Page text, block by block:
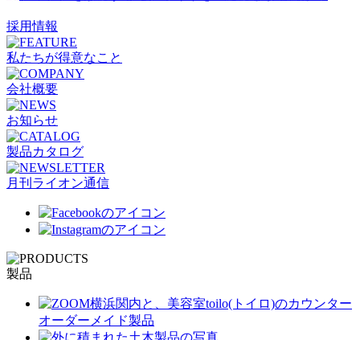
採用情報
私たちが得意なこと
会社概要
お知らせ
製品カタログ
月刊ライオン通信
製品
オーダーメイド製品